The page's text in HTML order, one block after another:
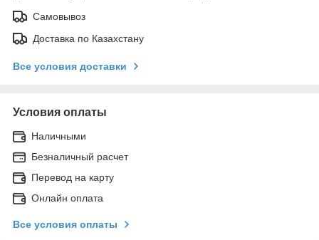
Самовывоз
Доставка по Казахстану
Все условия доставки
Условия оплаты
Наличными
Безналичный расчет
Перевод на карту
Онлайн оплата
Все условия оплаты